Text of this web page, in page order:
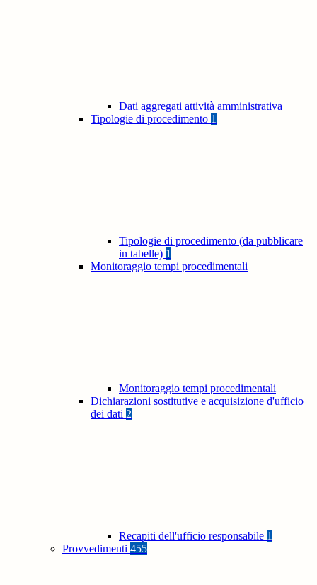
Dati aggregati attività amministrativa
Tipologie di procedimento 1
Tipologie di procedimento (da pubblicare
in tabelle) 1
Monitoraggio tempi procedimentali
Monitoraggio tempi procedimentali
Dichiarazioni sostitutive e acquisizione d'ufficio
dei dati 2
Recapiti dell'ufficio responsabile 1
Provvedimenti 455